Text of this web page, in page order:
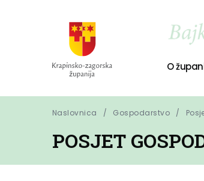
O
Naslovnica Gospodarstvo
POSJET